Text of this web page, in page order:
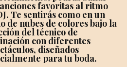
favoritas al ritmo
Te sentirás como en un
de nubes de colores bajo la
del técnico de
con diferentes
diseñados
para tu boda.